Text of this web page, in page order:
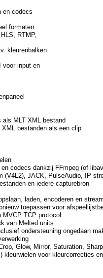
en codecs
formaten
RTMP,
kleurenbalken
voor input en
als MLT XML bestand
XML bestanden als een clip
codecs dankzij FFmpeg (of
(V4L2), JACK, PulseAudio, IP
en iedere capturebron
laden, encoderen en
toepassen voor
TCP protocol
van Melted units
ondersteuning ongedaan
Glow, Mirror, Saturation,
kleurwielen voor kleurcorrecties